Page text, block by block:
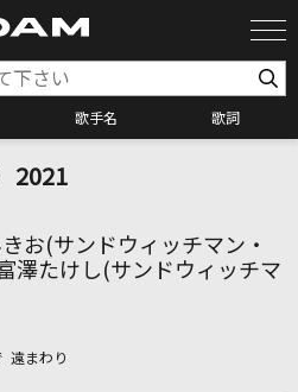
歌手名 歌詞
オケ検索
ケ店舗検索
2021
お(サンドウィッチマン・
澤たけし(サンドウィッチマ
遠まわり